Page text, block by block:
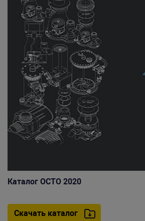
Каталог OCTO 2020
Скачать каталог